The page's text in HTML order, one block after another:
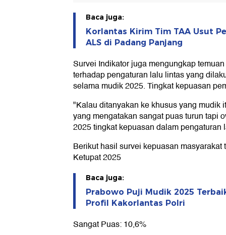
Baca juga:
Korlantas Kirim Tim TAA Usut
ALS di Padang Panjang
Survei Indikator juga mengungkap
terhadap pengaturan lalu lintas yang
selama mudik 2025. Tingkat kepuasan
"Kalau ditanyakan ke khusus yang mudik
yang mengatakan sangat puas turun tapi
2025 tingkat kepuasan dalam
Berikut hasil survei kepuasan
Ketupat 2025
Baca juga:
Prabowo Puji Mudik 2025
Profil Kakorlantas Polri
Sangat Puas: 10,6%